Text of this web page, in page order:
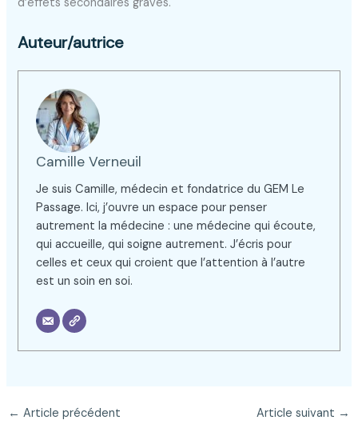
Auteur/autrice
Camille Verneuil
Je suis Camille, médecin et fondatrice du GEM Le
Passage. Ici, j’ouvre un espace pour penser
autrement la médecine : une médecine qui écoute,
qui accueille, qui soigne autrement. J’écris pour
celles et ceux qui croient que l’attention à l’autre
est un soin en soi.
← Article précédent Article suivant →